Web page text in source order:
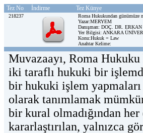
Tez No İndirme Tez Künye
218237
Roma Hukukundan günümüze
Yazar:MERYEM
Danışman: DOÇ. DR.
Yer Bilgisi: ANKARA
Konu:Hukuk = Law
Anahtar Kelime:
Muvazaayı, Roma
iki taraflı hukuki bir
bir hukuki işlem
olarak tanımlamak
bir kural olmadığından
kararlaştırılan, yalnızca